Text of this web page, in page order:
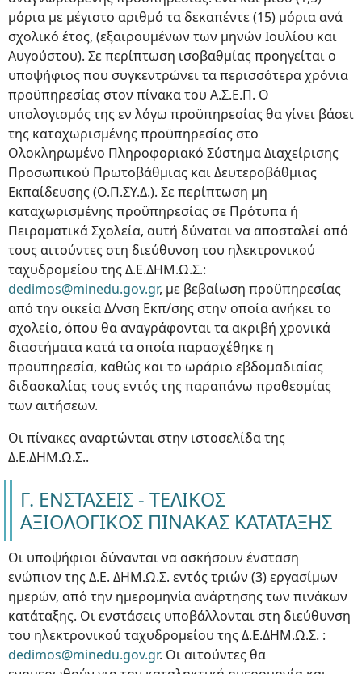
μόρια με μέγιστο αριθμό τα δεκαπέντε (15) μόρια ανά
σχολικό έτος, (εξαιρουμένων των μηνών Ιουλίου και
Αυγούστου). Σε περίπτωση ισοβαθμίας προηγείται ο
υποψήφιος που συγκεντρώνει τα περισσότερα χρόνια
προϋπηρεσίας στον πίνακα του Α.Σ.Ε.Π. Ο
υπολογισμός της εν λόγω προϋπηρεσίας θα γίνει βάσει
της καταχωρισμένης προϋπηρεσίας στο
Ολοκληρωμένο Πληροφοριακό Σύστημα Διαχείρισης
Προσωπικού Πρωτοβάθμιας και Δευτεροβάθμιας
Εκπαίδευσης (Ο.Π.ΣΥ.Δ.). Σε περίπτωση μη
καταχωρισμένης προϋπηρεσίας σε Πρότυπα ή
Πειραματικά Σχολεία, αυτή δύναται να αποσταλεί από
τους αιτούντες στη διεύθυνση του ηλεκτρονικού
ταχυδρομείου της Δ.Ε.ΔΗΜ.Ω.Σ.:
dedimos@minedu.gov.gr, με βεβαίωση προϋπηρεσίας
από την οικεία Δ/νση Εκπ/σης στην οποία ανήκει το
σχολείο, όπου θα αναγράφονται τα ακριβή χρονικά
διαστήματα κατά τα οποία παρασχέθηκε η
προϋπηρεσία, καθώς και το ωράριο εβδομαδιαίας
διδασκαλίας τους εντός της παραπάνω προθεσμίας
των αιτήσεων.
Οι πίνακες αναρτώνται στην ιστοσελίδα της
Δ.Ε.ΔΗΜ.Ω.Σ..
Γ. ΕΝΣΤΑΣΕΙΣ - ΤΕΛΙΚΟΣ
ΑΞΙΟΛΟΓΙΚΟΣ ΠΙΝΑΚΑΣ ΚΑΤΑΤΑΞΗΣ
Οι υποψήφιοι δύνανται να ασκήσουν ένσταση
ενώπιον της Δ.Ε. ΔΗΜ.Ω.Σ. εντός τριών (3) εργασίμων
ημερών, από την ημερομηνία ανάρτησης των πινάκων
κατάταξης. Οι ενστάσεις υποβάλλονται στη διεύθυνση
του ηλεκτρονικού ταχυδρομείου της Δ.Ε.ΔΗΜ.Ω.Σ. :
dedimos@minedu.gov.gr. Οι αιτούντες θα